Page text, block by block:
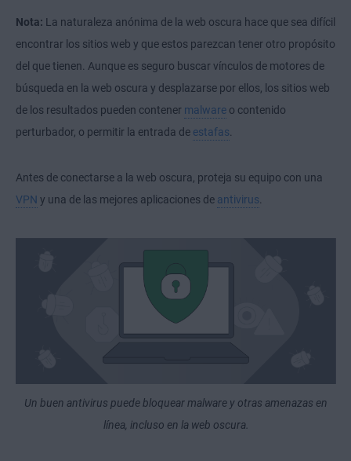
Nota: La naturaleza anónima de la web oscura hace que sea difícil
encontrar los sitios web y que estos parezcan tener otro propósito
del que tienen. Aunque es seguro buscar vínculos de motores de
búsqueda en la web oscura y desplazarse por ellos, los sitios web
de los resultados pueden contener malware o contenido
perturbador, o permitir la entrada de estafas.
Antes de conectarse a la web oscura, proteja su equipo con una
VPN y una de las mejores aplicaciones de antivirus.
Un buen antivirus puede bloquear malware y otras amenazas en
línea, incluso en la web oscura.